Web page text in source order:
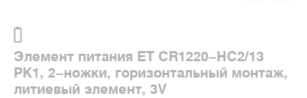
Элемент питания ET CR1220-HC2/13
PK1, 2-ножки, горизонтальный монтаж,
литиевый элемент, 3V